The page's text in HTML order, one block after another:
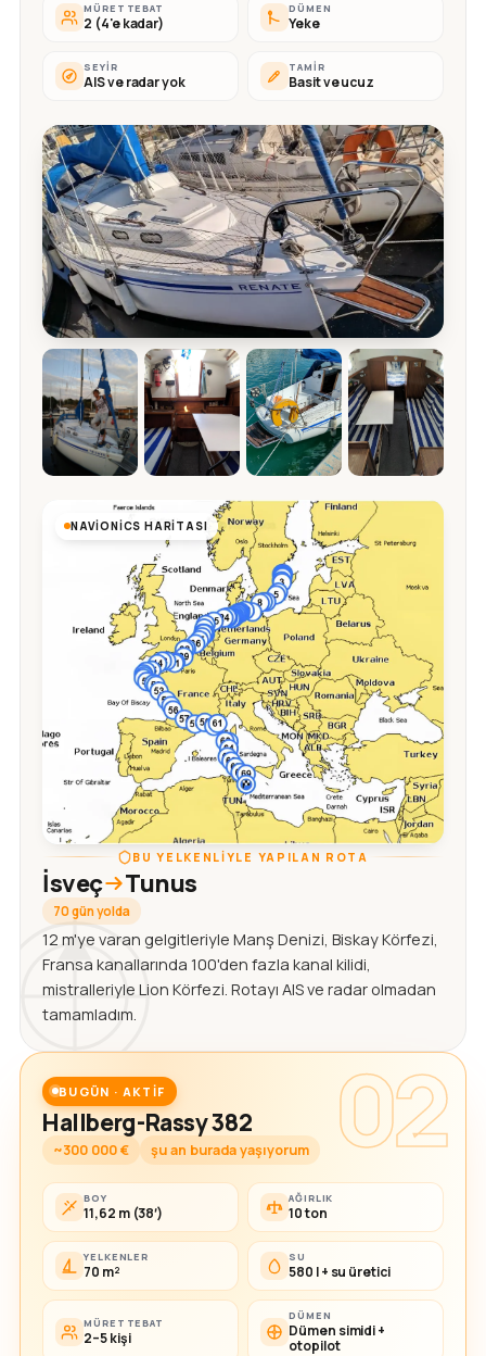
MÜRETTEBAT
2 (4'e kadar)
DÜMEN
Yeke
SEYIR
AIS ve radar yok
TAMIR
Basit ve ucuz
NAVIONICS HARITASI
BU YELKENLIYLE YAPILAN ROTA
İsveç Tunus
70 gün yolda
12 m'ye varan gelgitleriyle Manş Denizi, Biskay Körfezi,
Fransa kanallarında 100'den fazla kanal kilidi,
mistralleriyle Lion Körfezi. Rotayı AIS ve radar olmadan
tamamladım.
02
BUGÜN · AKTIF
Hallberg-Rassy 382
~300 000 € şu an burada yaşıyorum
BOY
11,62 m (38′)
AĞIRLIK
10 ton
YELKENLER
70 m²
SU
580 l + su üretici
MÜRETTEBAT
2–5 kişi
DÜMEN
Dümen simidi +
otopilot